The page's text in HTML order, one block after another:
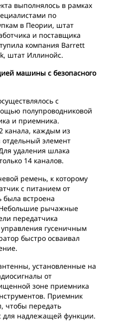
выполнялось в рамках
по
в Пеории, штат
и поставщика
компания Barrett
штат Иллинойс.
машины с безопасного
с
полупроводниковой
и приемника.
канала, каждым из
отдельный элемент
удаления шлака
14 каналов.
ремень, к которому
с питанием от
была встроена
рычажные
передатчика
гусеничным
быстро осваивал
установленные на
от
зоне приемника
Приемник
чтобы передать
для надлежащей функции.